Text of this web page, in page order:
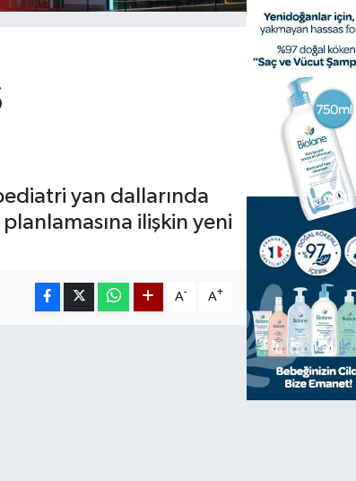
yan dallarında
ilişkin yeni
A- A+